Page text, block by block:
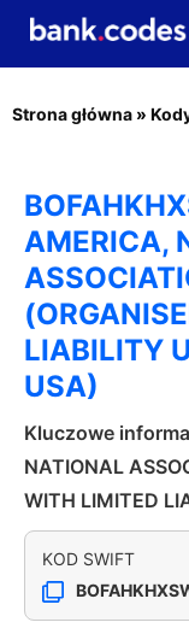
Strona główna »
AMERICA,
LIABILITY
USA)
Kluczowe
NATIONAL
WITH LIMITED
KOD SWIFT